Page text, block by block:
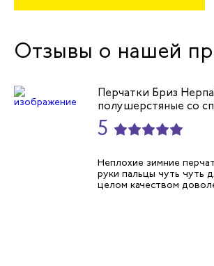
Отзывы о нашей
Перчатки Бриз
5
Неплохие зимние
руки пальцы чуть чуть
целом качеством